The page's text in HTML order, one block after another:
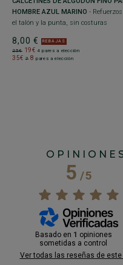
HOMBRE AZUL MARINO -
el talón y la punta, sin costuras
8,00 € REBAJAS
25€ 19€ 4 pares a elección
35€ 7 8 pares a elección
5/5
Basado en 1 opiniones
sometidas a control
Ver todas las reseñas de